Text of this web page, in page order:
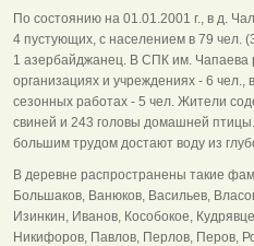
По состоянию на 01.01.2001 г., в д.
4 пустующих, с населением в 79 чел.
1 азербайджанец. В СПК им. Чапаева
организациях и учреждениях - 6 чел.,
сезонных работах - 5 чел. Жители
свиней и 243 головы домашней
большим трудом достают воду из
В деревне распространены такие
Большаков, Ванюков, Васильев,
Изинкин, Иванов, Кособокое,
Никифоров, Павлов, Перлов, Перов,